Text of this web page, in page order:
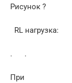
Рисунок ?
RL нагрузка:
. .